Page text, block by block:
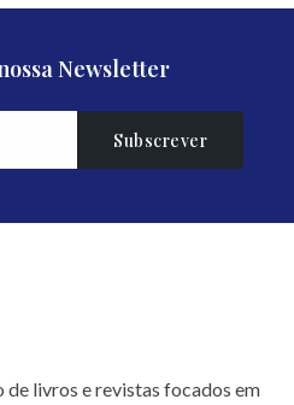
Newsletter
Subscrever
livros e revistas focados em